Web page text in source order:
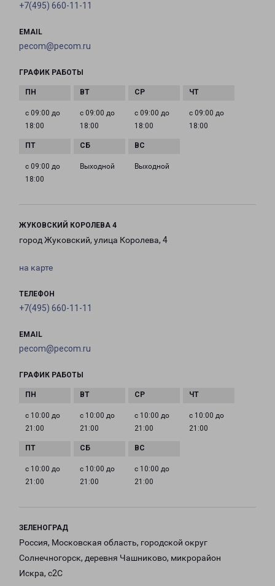
+7(495) 660-11-11
EMAIL
pecom@pecom.ru
ГРАФИК РАБОТЫ
с 09:00 до
18:00
с 09:00 до
18:00
с 09:00 до
18:00
с 09:00 до
18:00
с 09:00 до
18:00
Выходной Выходной
ЖУКОВСКИЙ КОРОЛЕВА 4
город Жуковский, улица Королева, 4
на карте
ТЕЛЕФОН
+7(495) 660-11-11
EMAIL
pecom@pecom.ru
ГРАФИК РАБОТЫ
с 10:00 до
21:00
с 10:00 до
21:00
с 10:00 до
21:00
с 10:00 до
21:00
с 10:00 до
21:00
с 10:00 до
21:00
с 10:00 до
21:00
ЗЕЛЕНОГРАД
Россия, Московская область, городской округ
Солнечногорск, деревня Чашниково, микрорайон
Искра, с2С